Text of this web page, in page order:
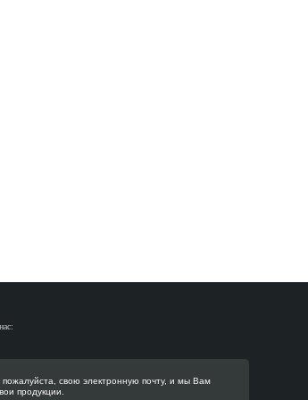
пожалуйста, свою электронную почту, и мы Вам
продукции.